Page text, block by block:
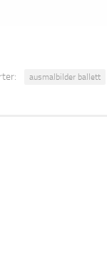
ausmalbilder ballett